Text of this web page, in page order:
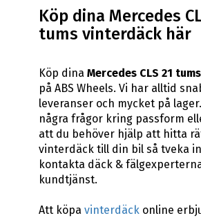
Köp dina Mercedes
tums vinterdäck här
Köp dinaMercedes CLS 21
på ABS Wheels. Vi har alltid
leveranser och mycket på
några frågor kring passform
att du behöver hjälp att hitta
vinterdäck till din bil så tveka
kontakta däck &
kundtjänst.
Att köpavinterdäck online